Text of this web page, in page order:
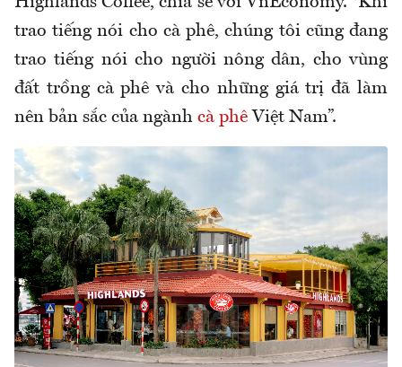
trao tiếng nói cho cà phê, chúng tôi cũng đang
trao tiếng nói cho người nông dân, cho vùng
đất trồng cà phê và cho những giá trị đã làm
nên bản sắc của ngành cà phê Việt Nam”.